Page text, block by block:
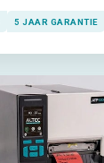
5 JAAR GARANTIE